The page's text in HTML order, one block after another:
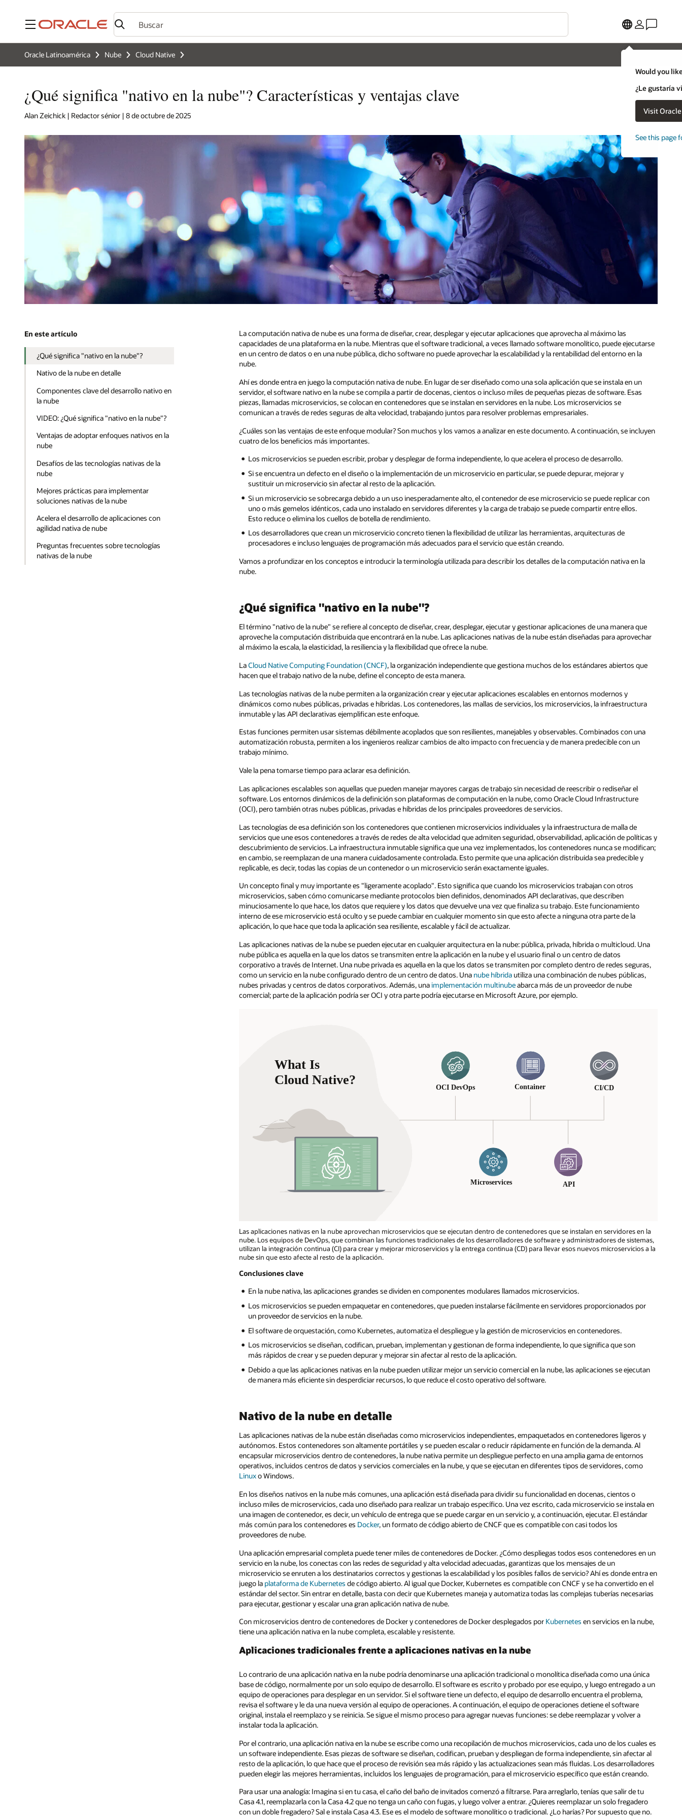
Menú
Would you
¿Le gustaría
Visit
See this page
Oracle Latinoamérica Nube Cloud Native
¿Qué significa "nativo en la nube"? Características y ventajas clave
Alan Zeichick | Redactor sénior | 8 de octubre de 2025
En este artículo
¿Qué significa "nativo en la nube"?
Nativo de la nube en detalle
Componentes clave del desarrollo nativo en
la nube
VIDEO: ¿Qué significa "nativo en la nube"?
Ventajas de adoptar enfoques nativos en la
nube
Desafíos de las tecnologías nativas de la
nube
Mejores prácticas para implementar
soluciones nativas de la nube
Acelera el desarrollo de aplicaciones con
agilidad nativa de nube
Preguntas frecuentes sobre tecnologías
nativas de la nube
La computación nativa de nube es una forma de diseñar, crear, desplegar y ejecutar aplicaciones que aprovecha al máximo las
capacidades de una plataforma en la nube. Mientras que el software tradicional, a veces llamado software monolítico, puede ejecutarse
en un centro de datos o en una nube pública, dicho software no puede aprovechar la escalabilidad y la rentabilidad del entorno en la
nube.
Ahí es donde entra en juego la computación nativa de nube. En lugar de ser diseñado como una sola aplicación que se instala en un
servidor, el software nativo en la nube se compila a partir de docenas, cientos o incluso miles de pequeñas piezas de software. Esas
piezas, llamadas microservicios, se colocan en contenedores que se instalan en servidores en la nube. Los microservicios se
comunican a través de redes seguras de alta velocidad, trabajando juntos para resolver problemas empresariales.
¿Cuáles son las ventajas de este enfoque modular? Son muchos y los vamos a analizar en este documento. A continuación, se incluyen
cuatro de los beneficios más importantes.
Los microservicios se pueden escribir, probar y desplegar de forma independiente, lo que acelera el proceso de desarrollo.
Si se encuentra un defecto en el diseño o la implementación de un microservicio en particular, se puede depurar, mejorar y
sustituir un microservicio sin afectar al resto de la aplicación.
Si un microservicio se sobrecarga debido a un uso inesperadamente alto, el contenedor de ese microservicio se puede replicar con
uno o más gemelos idénticos, cada uno instalado en servidores diferentes y la carga de trabajo se puede compartir entre ellos.
Esto reduce o elimina los cuellos de botella de rendimiento.
Los desarrolladores que crean un microservicio concreto tienen la flexibilidad de utilizar las herramientas, arquitecturas de
procesadores e incluso lenguajes de programación más adecuados para el servicio que están creando.
Vamos a profundizar en los conceptos e introducir la terminología utilizada para describir los detalles de la computación nativa en la
nube.
¿Qué significa "nativo en la nube"?
El término "nativo de la nube" se refiere al concepto de diseñar, crear, desplegar, ejecutar y gestionar aplicaciones de una manera que
aproveche la computación distribuida que encontrará en la nube. Las aplicaciones nativas de la nube están diseñadas para aprovechar
al máximo la escala, la elasticidad, la resiliencia y la flexibilidad que ofrece la nube.
LaCloud Native Computing Foundation (CNCF), la organización independiente que gestiona muchos de los estándares abiertos que
hacen que el trabajo nativo de la nube, define el concepto de esta manera.
Las tecnologías nativas de la nube permiten a la organización crear y ejecutar aplicaciones escalables en entornos modernos y
dinámicos como nubes públicas, privadas e híbridas. Los contenedores, las mallas de servicios, los microservicios, la infraestructura
inmutable y las API declarativas ejemplifican este enfoque.
Estas funciones permiten usar sistemas débilmente acoplados que son resilientes, manejables y observables. Combinados con una
automatización robusta, permiten a los ingenieros realizar cambios de alto impacto con frecuencia y de manera predecible con un
trabajo mínimo.
Vale la pena tomarse tiempo para aclarar esa definición.
Las aplicaciones escalables son aquellas que pueden manejar mayores cargas de trabajo sin necesidad de reescribir o rediseñar el
software. Los entornos dinámicos de la definición son plataformas de computación en la nube, como Oracle Cloud Infrastructure
(OCI), pero también otras nubes públicas, privadas e híbridas de los principales proveedores de servicios.
Las tecnologías de esa definición son los contenedores que contienen microservicios individuales y la infraestructura de malla de
servicios que une esos contenedores a través de redes de alta velocidad que admiten seguridad, observabilidad, aplicación de políticas y
descubrimiento de servicios. La infraestructura inmutable significa que una vez implementados, los contenedores nunca se modifican;
en cambio, se reemplazan de una manera cuidadosamente controlada. Esto permite que una aplicación distribuida sea predecible y
replicable, es decir, todas las copias de un contenedor o un microservicio serán exactamente iguales.
Un concepto final y muy importante es "ligeramente acoplado". Esto significa que cuando los microservicios trabajan con otros
microservicios, saben cómo comunicarse mediante protocolos bien definidos, denominados API declarativas, que describen
minuciosamente lo que hace, los datos que requiere y los datos que devuelve una vez que finaliza su trabajo. Este funcionamiento
interno de ese microservicio está oculto y se puede cambiar en cualquier momento sin que esto afecte a ninguna otra parte de la
aplicación, lo que hace que toda la aplicación sea resiliente, escalable y fácil de actualizar.
Las aplicaciones nativas de la nube se pueden ejecutar en cualquier arquitectura en la nube: pública, privada, híbrida o multicloud. Una
nube pública es aquella en la que los datos se transmiten entre la aplicación en la nube y el usuario final o un centro de datos
corporativo a través de Internet. Una nube privada es aquella en la que los datos se transmiten por completo dentro de redes seguras,
como un servicio en la nube configurado dentro de un centro de datos. Una nube híbrida utiliza una combinación de nubes públicas,
nubes privadas y centros de datos corporativos. Además, unaimplementación multinubeabarca más de un proveedor de nube
comercial; parte de la aplicación podría ser OCI y otra parte podría ejecutarse en Microsoft Azure, por ejemplo.
Las aplicaciones nativas en la nube aprovechan microservicios que se ejecutan dentro de contenedores que se instalan en servidores en la
nube. Los equipos de DevOps, que combinan las funciones tradicionales de los desarrolladores de software y administradores de sistemas,
utilizan la integración continua (CI) para crear y mejorar microservicios y la entrega continua (CD) para llevar esos nuevos microservicios a la
nube sin que esto afecte al resto de la aplicación.
Conclusiones clave
En la nube nativa, las aplicaciones grandes se dividen en componentes modulares llamados microservicios.
Los microservicios se pueden empaquetar en contenedores, que pueden instalarse fácilmente en servidores proporcionados por
un proveedor de servicios en la nube.
El software de orquestación, como Kubernetes, automatiza el despliegue y la gestión de microservicios en contenedores.
Los microservicios se diseñan, codifican, prueban, implementan y gestionan de forma independiente, lo que significa que son
más rápidos de crear y se pueden depurar y mejorar sin afectar al resto de la aplicación.
Debido a que las aplicaciones nativas en la nube pueden utilizar mejor un servicio comercial en la nube, las aplicaciones se ejecutan
de manera más eficiente sin desperdiciar recursos, lo que reduce el costo operativo del software.
Nativo de la nube en detalle
Las aplicaciones nativas de la nube están diseñadas como microservicios independientes, empaquetados en contenedores ligeros y
autónomos. Estos contenedores son altamente portátiles y se pueden escalar o reducir rápidamente en función de la demanda. Al
encapsular microservicios dentro de contenedores, la nube nativa permite un despliegue perfecto en una amplia gama de entornos
operativos, incluidos centros de datos y servicios comerciales en la nube, y que se ejecutan en diferentes tipos de servidores, como
Linuxo Windows.
En los diseños nativos en la nube más comunes, una aplicación está diseñada para dividir su funcionalidad en docenas, cientos o
incluso miles de microservicios, cada uno diseñado para realizar un trabajo específico. Una vez escrito, cada microservicio se instala en
una imagen de contenedor, es decir, un vehículo de entrega que se puede cargar en un servicio y, a continuación, ejecutar. El estándar
más común para los contenedores es Docker, un formato de código abierto de CNCF que es compatible con casi todos los
proveedores de nube.
Una aplicación empresarial completa puede tener miles de contenedores de Docker. ¿Cómo despliegas todos esos contenedores en un
servicio en la nube, los conectas con las redes de seguridad y alta velocidad adecuadas, garantizas que los mensajes de un
microservicio se enruten a los destinatarios correctos y gestionas la escalabilidad y los posibles fallos de servicio? Ahí es donde entra en
juego la plataforma de Kubernetes de código abierto. Al igual que Docker, Kubernetes es compatible con CNCF y se ha convertido en el
estándar del sector. Sin entrar en detalle, basta con decir que Kubernetes maneja y automatiza todas las complejas tuberías necesarias
para ejecutar, gestionar y escalar una gran aplicación nativa de nube.
Con microservicios dentro de contenedores de Docker y contenedores de Docker desplegados por Kubernetes en servicios en la nube,
tiene una aplicación nativa en la nube completa, escalable y resistente.
Aplicaciones tradicionales frente a aplicaciones nativas en la nube
Lo contrario de una aplicación nativa en la nube podría denominarse una aplicación tradicional o monolítica diseñada como una única
base de código, normalmente por un solo equipo de desarrollo. El software es escrito y probado por ese equipo, y luego entregado a un
equipo de operaciones para desplegar en un servidor. Si el software tiene un defecto, el equipo de desarrollo encuentra el problema,
revisa el software y le da una nueva versión al equipo de operaciones. A continuación, el equipo de operaciones detiene el software
original, instala el reemplazo y se reinicia. Se sigue el mismo proceso para agregar nuevas funciones: se debe reemplazar y volver a
instalar toda la aplicación.
Por el contrario, una aplicación nativa en la nube se escribe como una recopilación de muchos microservicios, cada uno de los cuales es
un software independiente. Esas piezas de software se diseñan, codifican, prueban y despliegan de forma independiente, sin afectar al
resto de la aplicación, lo que hace que el proceso de revisión sea más rápido y las actualizaciones sean más fluidas. Los desarrolladores
pueden elegir las mejores herramientas, incluidos los lenguajes de programación, para el microservicio específico que están creando.
Para usar una analogía: Imagina si en tu casa, el caño del baño de invitados comenzó a filtrarse. Para arreglarlo, tenías que salir de tu
Casa 4.1, reemplazarla con la Casa 4.2 que no tenga un caño con fugas, y luego volver a entrar. ¿Quieres reemplazar un solo fregadero
con un doble fregadero? Sal e instala Casa 4.3. Ese es el modelo de software monolítico o tradicional. ¿Lo harías? Por supuesto que no.